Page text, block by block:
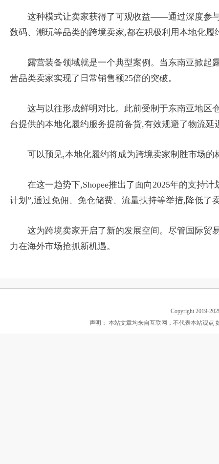
这种模式让卖家获得了可观收益——通过深度参
数码、潮玩等品类的跨境卖家,都在积极利用本地化履
露营装备领域就是一个典型案例。当东南亚掀起
营品类卖家实现了日常销售额25倍的突破。
这与以往形成鲜明对比。此前受制于东南亚地区
台提供的本地化履约服务提前备货,有效规避了物流延
可以预见,本地化履约将成为跨境卖家制胜市场的
在这一趋势下,Shopee推出了面向2025年的支持
计划”,通过免佣、免仓储费、流量扶持等举措,降低了
这为跨境卖家开启了新的发展空间。尽管国际贸
力在海外市场抢抓新机遇。
Copyright 2019-
声明： 本站文章均来自互联网，不代表本站观点